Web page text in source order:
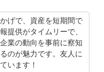
げで、資産を短期間で
提供がタイムリーで、
業の動向を事前に察知
のが魅力です。友人に
います！